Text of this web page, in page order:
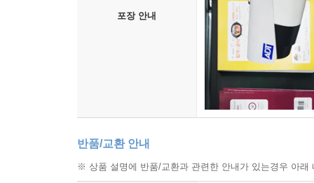
포장 안내
반품/교환 안내
※ 상품 설명에 반품/교환과 관련한 안내가 있는경우 아